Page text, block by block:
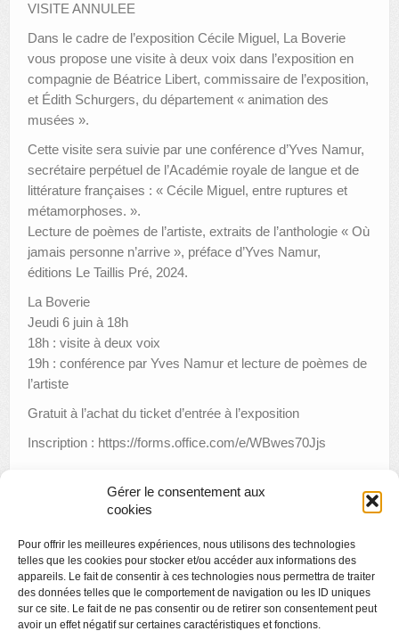
Gérer le consentement aux
cookies
Pour offrir les meilleures expériences, nous utilisons des technologies
telles que les cookies pour stocker et/ou accéder aux informations des
appareils. Le fait de consentir à ces technologies nous permettra de traiter
des données telles que le comportement de navigation ou les ID uniques
sur ce site. Le fait de ne pas consentir ou de retirer son consentement peut
avoir un effet négatif sur certaines caractéristiques et fonctions.
LE PORTAIL DES COLLECTIONS
VISITE ANNULEE
Dans le cadre de l’exposition Cécile Miguel, La Boverie
vous propose une visite à deux voix dans l’exposition en
compagnie de Béatrice Libert, commissaire de l’exposition,
et Édith Schurgers, du département « animation des
musées ».
Cette visite sera suivie par une conférence d’Yves Namur,
secrétaire perpétuel de l’Académie royale de langue et de
littérature françaises : « Cécile Miguel, entre ruptures et
métamorphoses. ».
Lecture de poèmes de l’artiste, extraits de l’anthologie « Où
jamais personne n’arrive », préface d’Yves Namur,
éditions Le Taillis Pré, 2024.
La Boverie
Jeudi 6 juin à 18h
18h : visite à deux voix
19h : conférence par Yves Namur et lecture de poèmes de
l’artiste
Gratuit à l’achat du ticket d’entrée à l’exposition
Inscription : https://forms.office.com/e/WBwes70Jjs
Créamusée : comme Kandinsky
Galerie GC12 : Benjamin SOBB